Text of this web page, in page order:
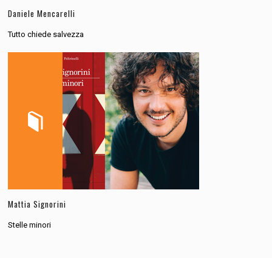
Daniele Mencarelli
Tutto chiede salvezza
Mattia Signorini
Stelle minori